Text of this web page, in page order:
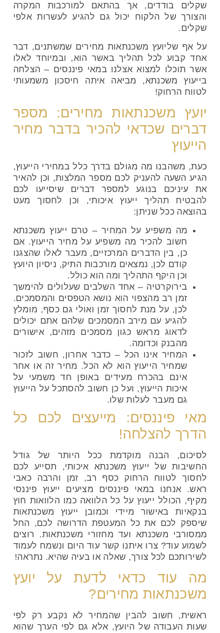
שקלים בודדים, אך בהתאם למורכבות המקרה
והצורך של הלקוח יכול גם להגיע לעשרות אלפי
שקלים.
על אף שליועץ משכנתאות מחירים שמשתנים, דבר
אחד קבוע לכל תהליך באשר הוא, ובמיוחד לאלו
אשר תוכלו למצוא אצלנו במאי פיננסים – הצלחה
בייעוץ משכנתא, מביאה איתה חיסכון משמעותי
לטווח הרחוק!
יועץ משכנתאות מחירים: מספר
דברים שכדאי להכיר בדבר מחיר
הייעוץ
כעת, משהבנו מה מגולם בדרך כלל במחירי הייעוץ,
הגיע השעה להעניק לכם מספר המלצות, וכן להאיר
את עיניכם בנוגע למספר דברים שיסייעו לכם
להבטיח תהליך ייעוץ איכותי, וכן לחסוך מעט
בהוצאה ככל שניתן:
מה משפיע על המחיר – טרם ייעוץ משכנתא
חשוב להכיר מה משפיע על מחיר הייעוץ. אם
כן, בין הדברים המרכזיים, מעבר לאלו שהצגנו
קודם לכן, נמצאים מורכבות התיק, ניסיון היועץ
וכן היקף התהליך ומה הוא כולל.
בירוקרטיה – אחד השלבים שעלולים להימשך
זמן רב מהצפוי הוא נושא הטפסים והמסמכים.
לכן, על מנת לחסוך זמן ואולי גם כסף, מומלץ
להגיע עם מירב המסמכים שלהם אתם יכולים
לדאוג מראש כגון מסמכים מזהים, אישורים
מהבנק וכדומה.
המחיר אינו הכל – כדבר אחרון, חשוב לזכור
שמחיר הייעוץ הוא לא הכל. מחיר זה או אחר
אינם בהכרח מעידים באופן חד משמעי על
איכות הייעוץ, ועל כן חשוב להסתכל על הייעוץ
גם מעבר לעלות שלו.
מאי פיננסים: מייעצים לכם כל
הדרך להצלחה!
לסיכום, הבנה מוקדמת ככל היותר של גודל
החשיבות של ייעוץ משכנתא איכותי, תסייע לכם
לחסוך לטווח הרחוק כסף רב, זמן והרבה כאבי
ראש. אנחנו במאי פיננסים מציעים ייעוץ פיננסי
מקיף, הכולל ייעוץ על כל הלוואה כמו הלוואות חוץ
בנקאיותבאישור מיידי וכמובן ייעוץ משכנתאות
שיספק לכם את כל המעטפת הדרושה לכם, החל
ממסורבי משכנתא ועד מחזורי משכנתאות. רוצים
לשמוע עוד? צרו איתנו קשר עוד היום ונשמח לעמוד
לשירותכם לכל צורך, שאלה או בעיה שהיא. נתראה!
מה עוד כדאי לדעת על יועץ
משכנתאות מחירים?
ראשית, חשוב להבין שהמחיר לא נקבע רק לפי
שעות העבודה של היועץ, אלא גם לפי הערך שהוא